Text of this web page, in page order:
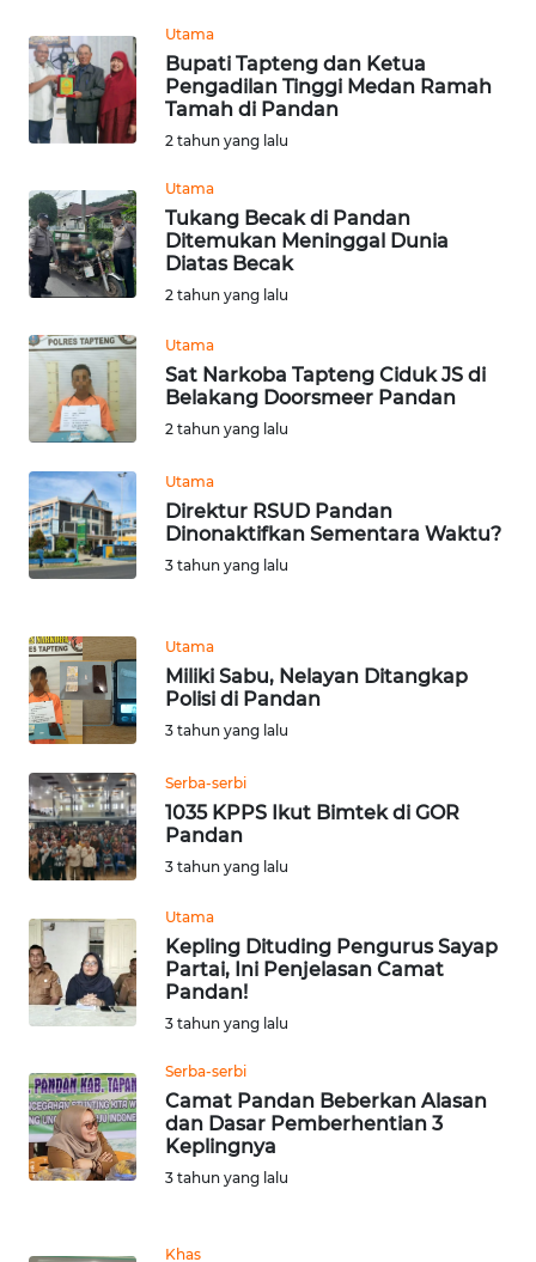
Utama
Bupati Tapteng dan Ketua
Pengadilan Tinggi Medan Ramah
Tamah di Pandan
2 tahun yang lalu
Utama
Tukang Becak di Pandan
Ditemukan Meninggal Dunia
Diatas Becak
2 tahun yang lalu
Utama
Sat Narkoba Tapteng Ciduk JS di
Belakang Doorsmeer Pandan
2 tahun yang lalu
Utama
Direktur RSUD Pandan
Dinonaktifkan Sementara Waktu?
3 tahun yang lalu
Utama
Miliki Sabu, Nelayan Ditangkap
Polisi di Pandan
3 tahun yang lalu
Serba-serbi
1035 KPPS Ikut Bimtek di GOR
Pandan
3 tahun yang lalu
Utama
Kepling Dituding Pengurus Sayap
Partai, Ini Penjelasan Camat
Pandan!
3 tahun yang lalu
Serba-serbi
Camat Pandan Beberkan Alasan
dan Dasar Pemberhentian 3
Keplingnya
3 tahun yang lalu
Khas
WN
SULTENG
SULBAR
WN
BABEL
WN
SUMBAR
WN
WN
BENGKULU
LAMPUNG
WN
JATENG
WN
NUSANTARA
WN
WN
JATIM
BALI
WN
KALBAR
KALTENG